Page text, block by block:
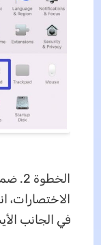
الاختصارات،
في الجانب